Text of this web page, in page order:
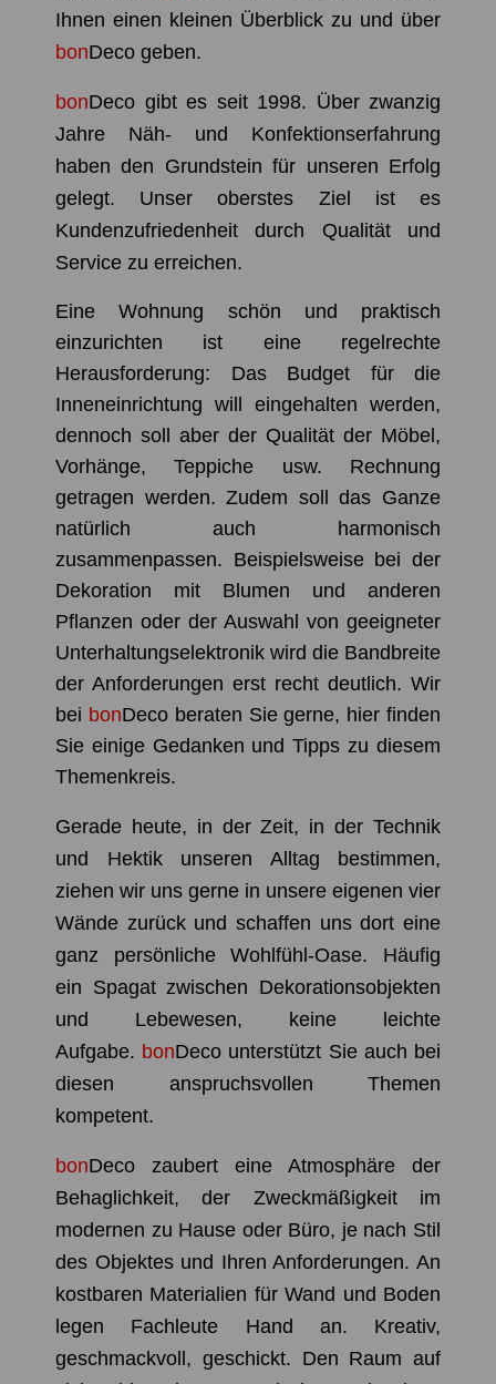
Ihnen einen kleinen Überblick zu und über
bonDeco geben.
bonDeco gibt es seit 1998. Über zwanzig
Jahre Näh- und Konfektionserfahrung
haben den Grundstein für unseren Erfolg
gelegt. Unser oberstes Ziel ist es
Kundenzufriedenheit durch Qualität und
Service zu erreichen.
Eine Wohnung schön und praktisch
einzurichten ist eine regelrechte
Herausforderung: Das Budget für die
Inneneinrichtung will eingehalten werden,
dennoch soll aber der Qualität der Möbel,
Vorhänge, Teppiche usw. Rechnung
getragen werden. Zudem soll das Ganze
natürlich auch harmonisch
zusammenpassen. Beispielsweise bei der
Dekoration mit Blumen und anderen
Pflanzen oder der Auswahl von geeigneter
Unterhaltungselektronik wird die Bandbreite
der Anforderungen erst recht deutlich. Wir
bei bonDecoberaten Sie gerne, hier finden
Sie einige Gedanken und Tipps zu diesem
Themenkreis.
Gerade heute, in der Zeit, in der Technik
und Hektik unseren Alltag bestimmen,
ziehen wir uns gerne in unsere eigenen vier
Wände zurück und schaffen uns dort eine
ganz persönlicheWohlfühl-Oase. Häufig
ein Spagat zwischen Dekorationsobjekten
und Lebewesen, keine leichte
Aufgabe. bonDeco unterstützt Sie auch bei
diesen anspruchsvollen Themen
kompetent.
bonDeco zaubert eine Atmosphäre der
Behaglichkeit, der Zweckmäßigkeit im
modernen zu Hause oder Büro, je nach Stil
des Objektes und Ihren Anforderungen. An
kostbaren Materialien für Wand und Boden
legen Fachleute Hand an. Kreativ,
geschmackvoll, geschickt. Den Raum auf